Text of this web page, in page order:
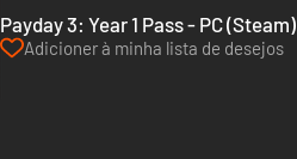
Payday 3: Year 1 Pass - PC (Steam)
Adicioner à minha lista de desejos